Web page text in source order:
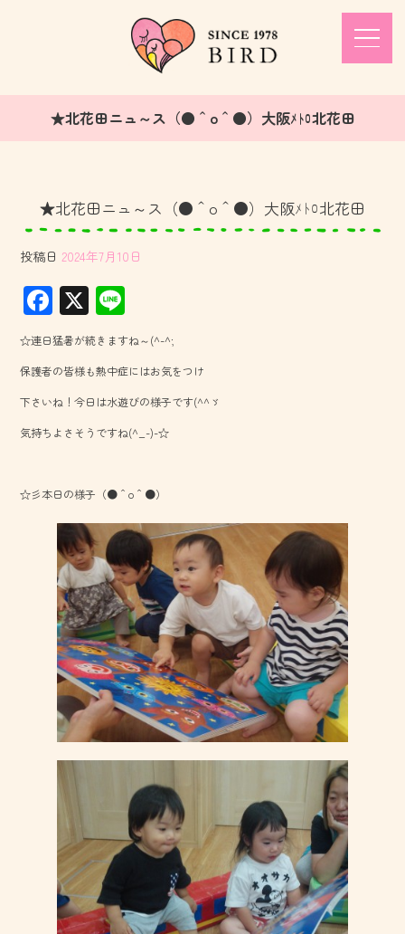
★北花田ニュ～ス（●＾o＾●）大阪ﾒﾄﾛ北花田
★北花田ニュ～ス（●＾o＾●）大阪ﾒﾄﾛ北花田
投稿日 2024年7月10日
F
ac
e
b
o
ok
X
ne
☆連日猛暑が続きますね～(^-^;
保護者の皆様も熱中症にはお気をつけ
下さいね！今日は水遊びの様子です(^^ゞ
気持ちよさそうですね(^_-)-☆
☆彡本日の様子（●＾o＾●）